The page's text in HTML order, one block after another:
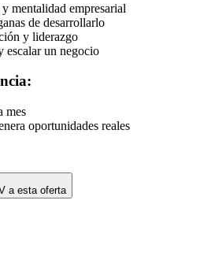
mentalidad empresarial
de desarrollarlo
y liderazgo
escalar un negocio
mes
oportunidades reales
a esta oferta